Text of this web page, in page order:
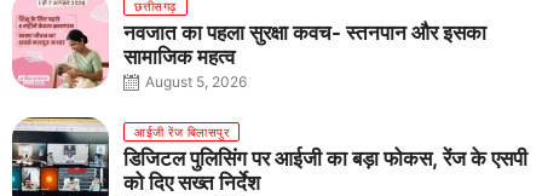
छत्तीसगढ़
नवजात का पहला सुरक्षा कवच- स्तनपान और इसका
सामाजिक महत्व
August 5, 2026
आईजी रेंज बिलासपुर
डिजिटल पुलिसिंग पर आईजी का बड़ा फोकस, रेंज के एसपी
को दिए सख्त निर्देश